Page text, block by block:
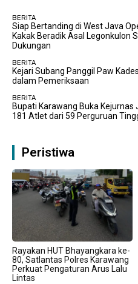
BERITA
Siap Bertanding di West Java
Kakak Beradik Asal Legonkulon
Dukungan
BERITA
Kejari Subang Panggil Paw
dalam Pemeriksaan
BERITA
Bupati Karawang Buka
181 Atlet dari 59 Perguruan
Peristiwa
Rayakan HUT Bhayangkara ke-
80, Satlantas Polres Karawang
Perkuat Pengaturan Arus Lalu
Lintas